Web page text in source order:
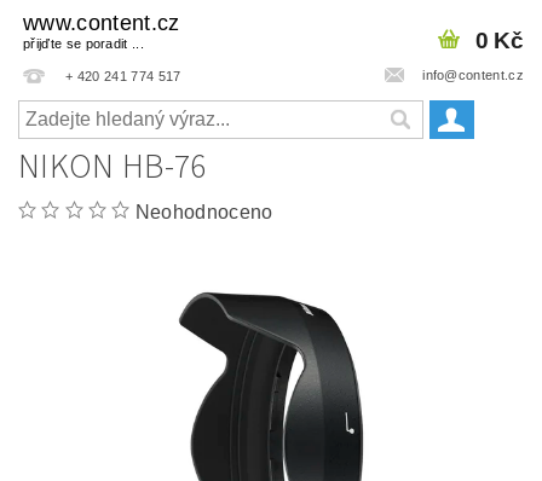
www.content.cz
přijďte se poradit ...
+ 420 241 774 517 info@content.cz
0 Kč
NIKON HB-76
Neohodnoceno